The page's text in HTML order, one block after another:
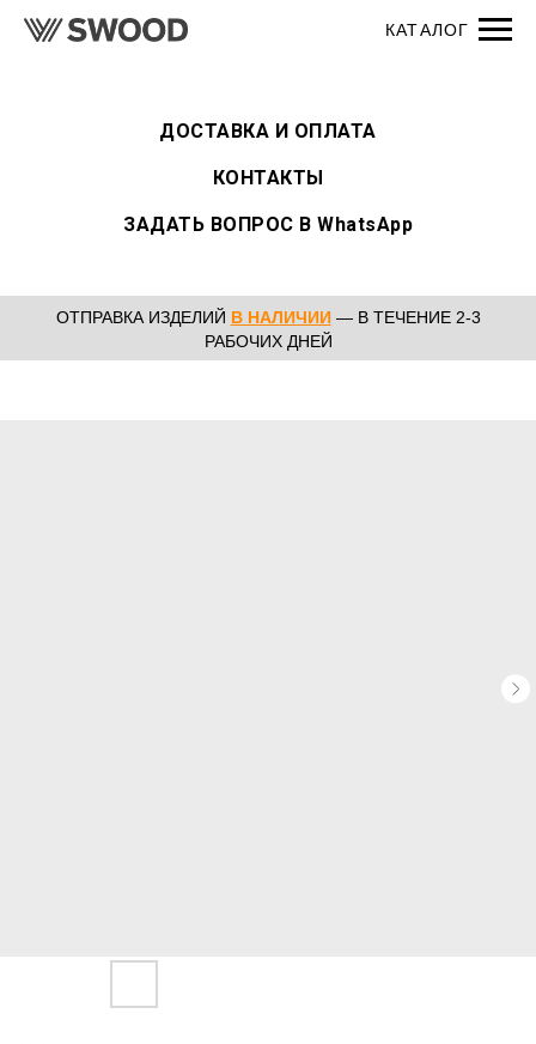
ДОСТАВКА И ОПЛАТА
КОНТАКТЫ
ЗАДАТЬ ВОПРОС В WhatsApp
ОТПРАВКА ИЗДЕЛИЙ В НАЛИЧИИ— В ТЕЧЕНИЕ 2-3
РАБОЧИХ ДНЕЙ